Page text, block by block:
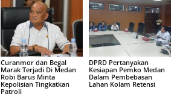
Curanmor dan Begal
Marak Terjadi Di Medan
Robi Barus Minta
Kepolisian Tingkatkan
Patroli
DPRD Pertanyakan
Kesiapan Pemko Medan
Dalam Pembebasan
Lahan Kolam Retensi